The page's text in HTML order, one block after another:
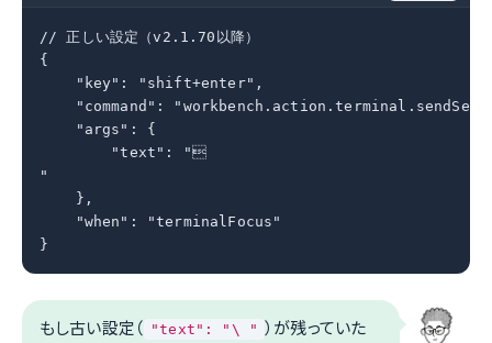
// 正しい設定（v2.1.70以降）
{
    "key": "shift+enter",
"command":
    "args": {
        "text": "
"
    },
    "when": "terminalFocus"
}
もし古い設定（ "text": "\ " ）が残っていた